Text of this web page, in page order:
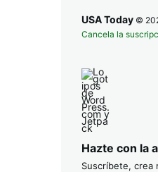
USA Today ©
Cancela la
Hazte con la
Suscríbete, crea